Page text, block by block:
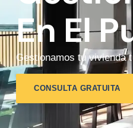
En El
Gestionamos tu vivienda
CONSULTA GRATUITA